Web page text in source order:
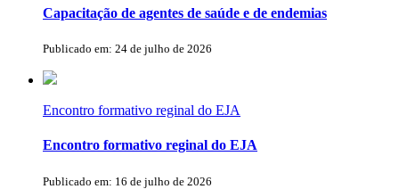
Capacitação de agentes de saúde e de endemias
Publicado em: 24 de julho de 2026
Encontro formativo reginal do EJA
Encontro formativo reginal do EJA
Publicado em: 16 de julho de 2026